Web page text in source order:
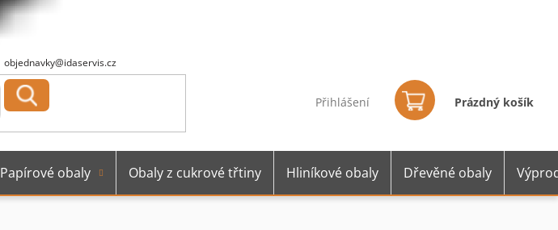
objednavky@idaservis.cz
Přihlášení
košík
Prázdný košík
Papírové obaly Obaly z cukrové třtiny Hliníkové obaly Dřevěné obaly